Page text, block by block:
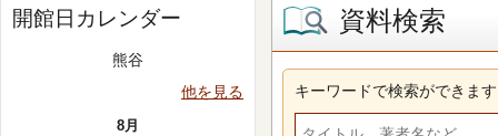
開館日カレンダー
熊谷
他を見る
8月
資料検索
キーワードで検索ができます